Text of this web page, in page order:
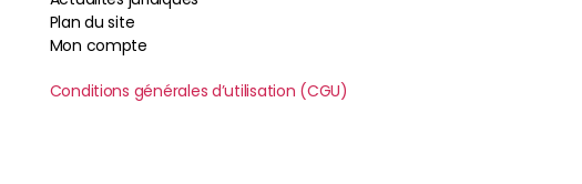
Plan du site
Mon compte
Conditions générales d’utilisation (CGU)